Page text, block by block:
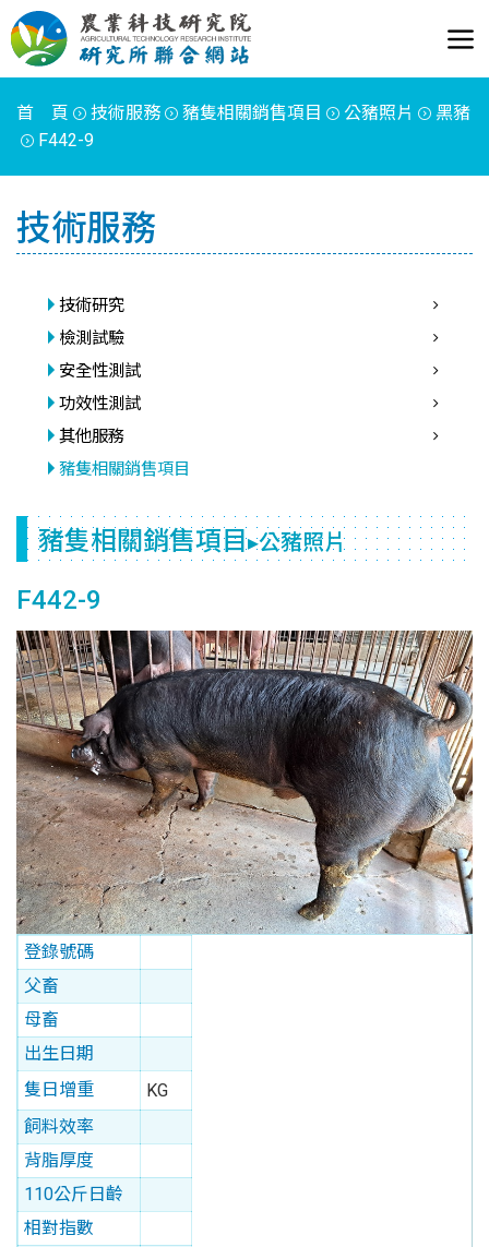
首 頁 技術服務 豬隻相關銷售項目 公豬照片
黑豬
F442-9
技術服務
技術研究
檢測試驗
安全性測試
功效性測試
其他服務
豬隻相關銷售項目
豬隻相關銷售項目▸公豬照片
F442-9
登錄號碼
父畜
母畜
出生日期
隻日增重
KG
飼料效率
背脂厚度
110公斤日齡
相對指數